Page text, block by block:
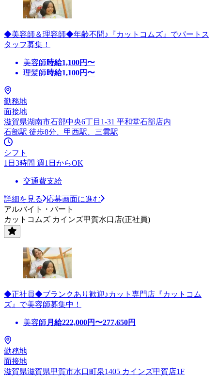
◆美容師＆理容師◆年齢不問♪『カットコムズ』でパートス
タッフ募集！
美容師時給1,100円〜
理髪師時給1,100円〜
勤務地
面接地
滋賀県湖南市石部中央6丁目1-31 平和堂石部店内
石部駅 徒歩8分、甲西駅、三雲駅
シフト
1日3時間 週1日からOK
交通費支給
詳細を見る
応募画面に進む
アルバイト・パート
カットコムズ カインズ甲賀水口店(正社員)
◆正社員◆ブランクあり歓迎♪カット専門店『カットコム
ズ』で美容師募集中！
美容師 月給222,000円〜277,650円
勤務地
面接地
滋賀県滋賀県甲賀市水口町泉1405 カインズ甲賀店1F